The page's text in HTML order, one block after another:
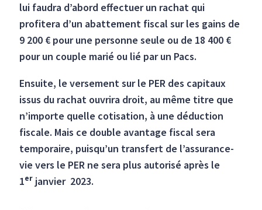
lui faudra d’abord effectuer un rachat qui
profitera d’un abattement fiscal sur les gains de
9 200 € pour une personne seule ou de 18 400 €
pour un couple marié ou lié par un Pacs.
Ensuite, le versement sur le PER des capitaux
issus du rachat ouvrira droit, au même titre que
n’importe quelle cotisation, à une déduction
fiscale. Mais ce double avantage fiscal sera
temporaire, puisqu’un transfert de l’assurance-
vie vers le PER ne sera plus autorisé après le
1er janvier 2023.